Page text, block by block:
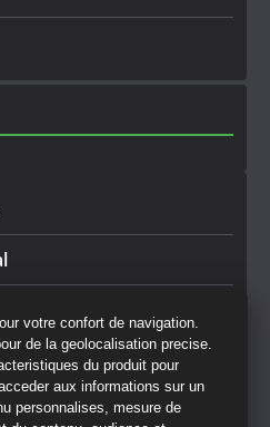
votre confort de navigation.
de la geolocalisation precise.
du produit pour
aux informations sur un
personnalises, mesure de